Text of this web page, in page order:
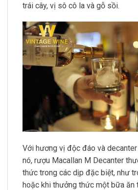
trái cây, vị sô cô la và gỗ sồi.
Với hương vị độc đáo và
nó, rượu Macallan M Decanter
thức trong các dịp đặc biệt, như
hoặc khi thưởng thức một bữa ăn